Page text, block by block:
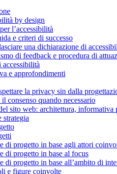
by design
l’accessibilità
e criteri di successo
una dichiarazione di
di feedback e procedura di
e approfondimenti
la privacy sin dalla
consenso quando necessario
sito web: architettura,
strategia
di progetto in base agli attori
di progetto in base al focus
di progetto in base all’ambito di
e figure coinvolte